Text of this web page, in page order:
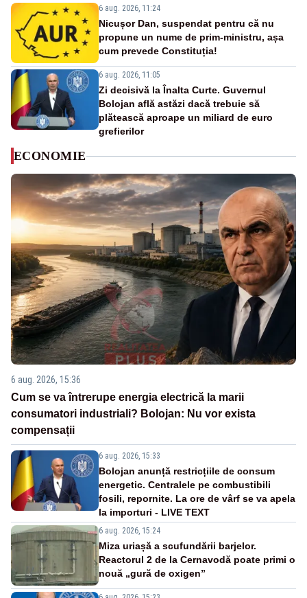
6 aug. 2026, 11:24
Nicușor Dan, suspendat pentru că nu
propune un nume de prim-ministru, așa
cum prevede Constituția!
6 aug. 2026, 11:05
Zi decisivă la Înalta Curte. Guvernul
Bolojan află astăzi dacă trebuie să
plătească aproape un miliard de euro
grefierilor
ECONOMIE
6 aug. 2026, 15:36
Cum se va întrerupe energia electrică la marii
consumatori industriali? Bolojan: Nu vor exista
compensații
6 aug. 2026, 15:33
Bolojan anunță restricțiile de consum
energetic. Centralele pe combustibili
fosili, repornite. La ore de vârf se va apela
la importuri - LIVE TEXT
6 aug. 2026, 15:24
Miza uriașă a scufundării barjelor.
Reactorul 2 de la Cernavodă poate primi o
nouă „gură de oxigen”